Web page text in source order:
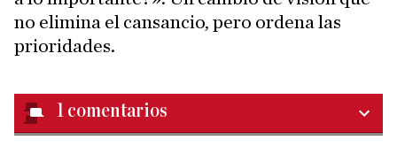
no elimina el cansancio, pero ordena las
prioridades.
1 comentarios